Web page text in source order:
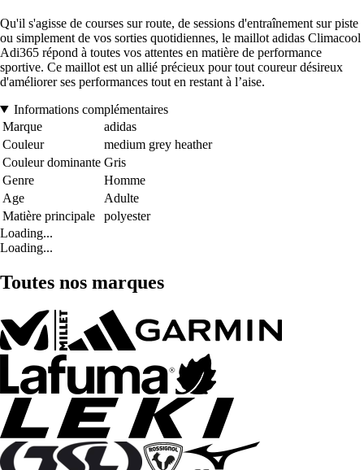
Qu'il s'agisse de courses sur route, de sessions d'entraînement sur piste
ou simplement de vos sorties quotidiennes, le maillot adidas Climacool
Adi365 répond à toutes vos attentes en matière de performance
sportive. Ce maillot est un allié précieux pour tout coureur désireux
d'améliorer ses performances tout en restant à l’aise.
Informations complémentaires
Marque
adidas
Couleur
medium grey heather
Couleur dominante Gris
Genre
Homme
Age
Adulte
Matière principale
polyester
Loading...
Loading...
Toutes nos marques